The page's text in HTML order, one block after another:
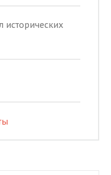
исторических